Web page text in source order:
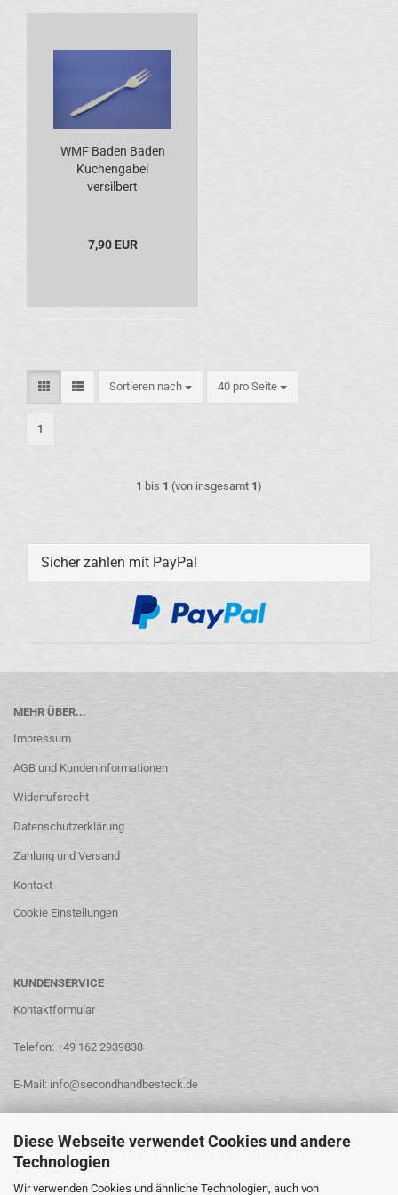
Diese Webseite verwendet Cookies und andere
Technologien
Wir verwenden Cookies und ähnliche Technologien, auch von
WMF Baden Baden
Kuchengabel
versilbert
7,90 EUR
Sortieren nach
Sortieren nach 40 pro Seite
pro Seite
1
1 bis 1 (von insgesamt 1)
Sicher zahlen mit PayPal
MEHR ÜBER...
Impressum
AGB und Kundeninformationen
Widerrufsrecht
Datenschutzerklärung
Zahlung und Versand
Kontakt
Cookie Einstellungen
KUNDENSERVICE
Kontaktformular
Telefon: +49 162 2939838
E-Mail: info@secondhandbesteck.de